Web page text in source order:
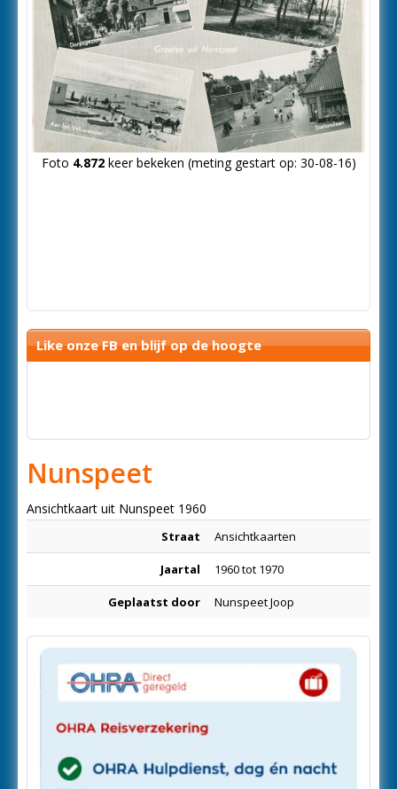
Foto 4.872keer bekeken (meting gestart op: 30-08-16)
Like onze FB en blijf op de hoogte
Nunspeet
Ansichtkaart uit Nunspeet 1960
Straat Ansichtkaarten
Jaartal 1960 tot 1970
Geplaatst door Nunspeet Joop